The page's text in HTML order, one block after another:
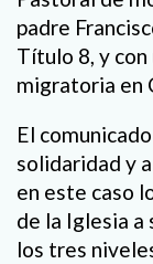
padre
Título 8, y
migratoria en
El
solidaridad y
en este caso
de la Iglesia
los tres